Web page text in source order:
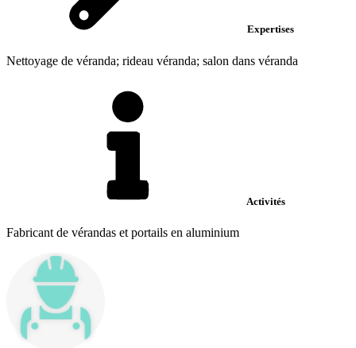
Expertises
Nettoyage de véranda; rideau véranda; salon dans véranda
Activités
Fabricant de vérandas et portails en aluminium